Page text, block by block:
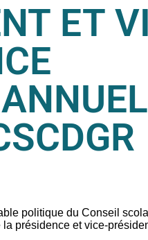
ET
politique du Conseil
présidence et vice-